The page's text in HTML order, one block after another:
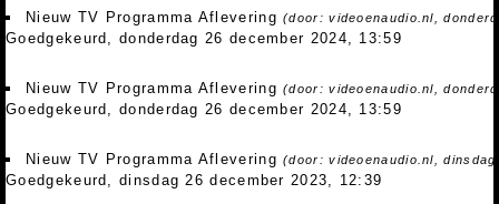
Nieuw TV Programma Aflevering(door: videoenaudio.nl,
Goedgekeurd, donderdag 26 december 2024, 13:59
Nieuw TV Programma Aflevering(door: videoenaudio.nl,
Goedgekeurd, donderdag 26 december 2024, 13:59
Nieuw TV Programma Aflevering(door: videoenaudio.nl,
Goedgekeurd, dinsdag 26 december 2023, 12:39